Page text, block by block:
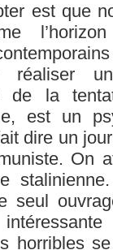
est que
réaliser
de la
est un
dire un
On
seul
horribles